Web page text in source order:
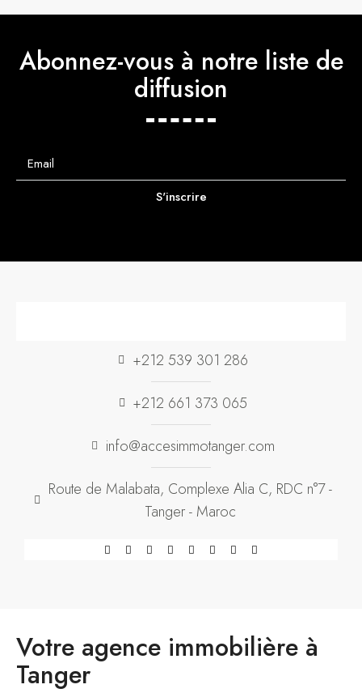
Abonnez-vous à notre liste de
diffusion
S'inscrire
+212 539 301 286
+212 661 373 065
info@accesimmotanger.com
Route de Malabata, Complexe Alia C, RDC n°7 -
Tanger - Maroc
Votre agence immobilière à
Tanger